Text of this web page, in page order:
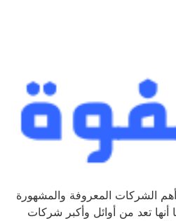
الشركات المعروفة والمشهورة
أنها تعد من أوائل وأكبر شركات